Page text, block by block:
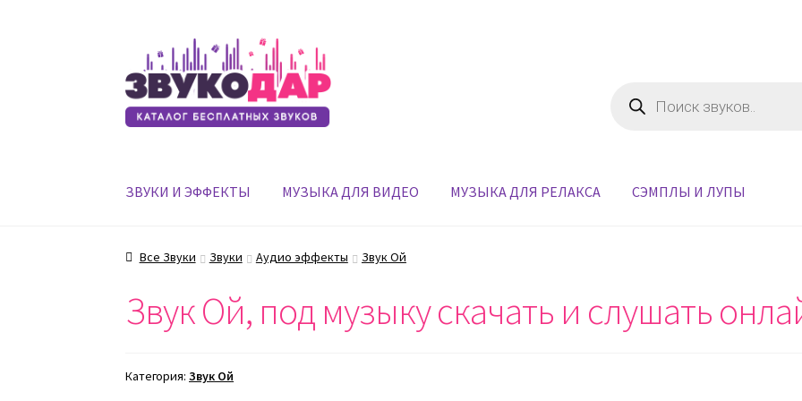
Перейти
к
навигации
Перейти
к
содержимому
товаров
ЗВУКИ И ЭФФЕКТЫ МУЗЫКА ДЛЯ ВИДЕО МУЗЫКА ДЛЯ РЕЛАКСА СЭМПЛЫ И ЛУПЫ
Все Звуки Звуки Аудио эффекты Звук Ой
Звук Ой, под музыку скачать и слушать
Категория:Звук Ой